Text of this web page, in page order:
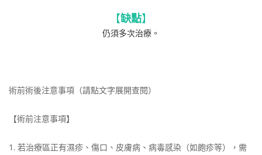
【缺點】
仍須多次治療。
術前術後注意事項（請點文字展開查閱）
【術前注意事項】
1. 若治療區正有濕疹、傷口、皮膚病、病毒感染（如皰疹等），需